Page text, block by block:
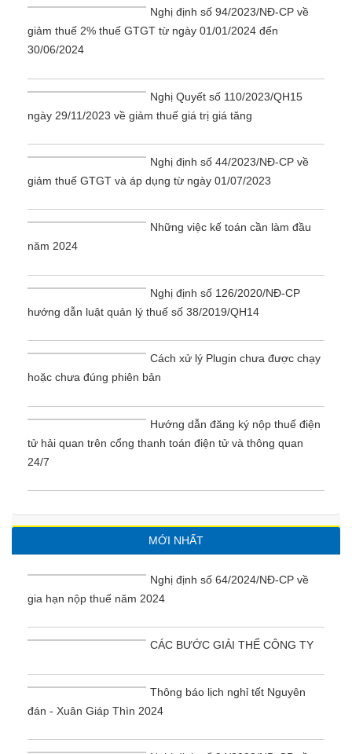
Nghị định số 94/2023/NĐ-CP về
giảm thuế 2% thuế GTGT từ ngày 01/01/2024 đến
30/06/2024
Nghị Quyết số 110/2023/QH15
ngày 29/11/2023 về giảm thuế giá trị giá tăng
Nghị định số 44/2023/NĐ-CP về
giảm thuế GTGT và áp dụng từ ngày 01/07/2023
Những việc kế toán cần làm đầu
năm 2024
Nghị định số 126/2020/NĐ-CP
hướng dẫn luật quản lý thuế số 38/2019/QH14
Cách xử lý Plugin chưa được chạy
hoặc chưa đúng phiên bản
Hướng dẫn đăng ký nộp thuế điện
tử hải quan trên cổng thanh toán điện tử và thông quan
24/7
MỚI NHẤT
Nghị định số 64/2024/NĐ-CP về
gia hạn nộp thuế năm 2024
CÁC BƯỚC GIẢI THỂ CÔNG TY
Thông báo lịch nghỉ tết Nguyên
đán - Xuân Giáp Thìn 2024